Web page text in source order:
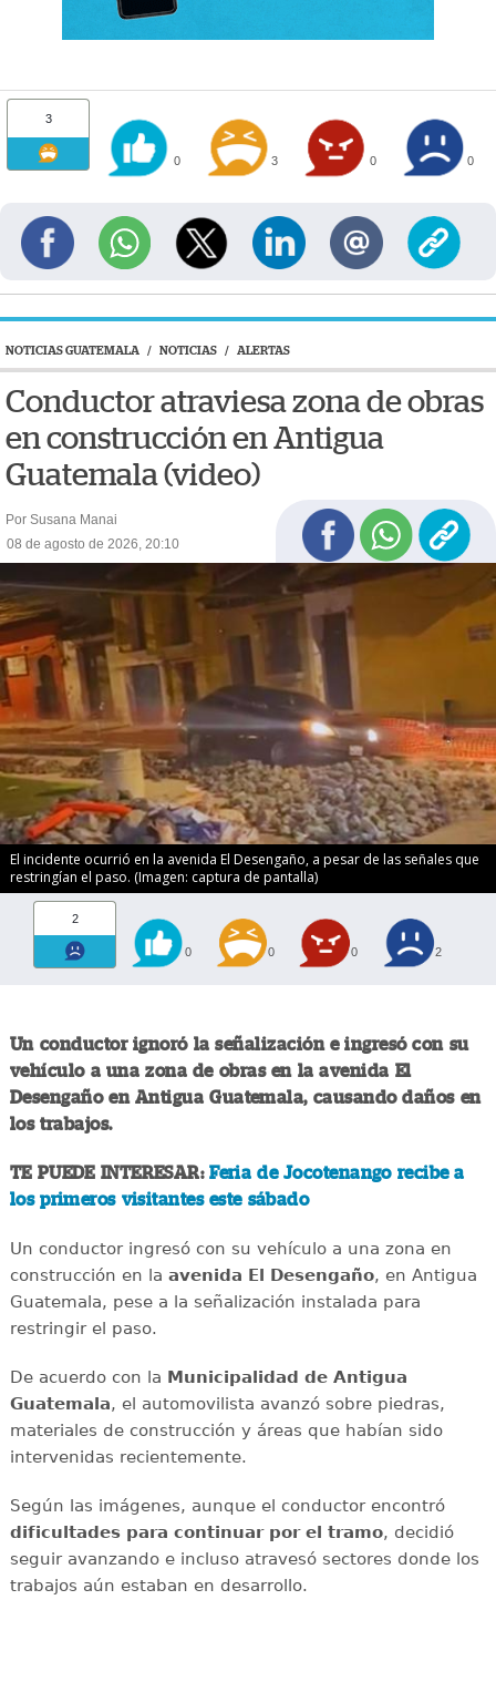
3
0 3 0 0
NOTICIAS GUATEMALA / NOTICIAS / ALERTAS
Conductor atraviesa zona de obras
en construcción en Antigua
Guatemala (video)
Por Susana Manai
08 de agosto de 2026, 20:10
El incidente ocurrió en la avenida El Desengaño, a pesar de las señales que
restringían el paso. (Imagen: captura de pantalla)
2
0 0 0 2
Un conductor ignoró la señalización e ingresó con su
vehículo a una zona de obras en la avenida El
Desengaño en Antigua Guatemala, causando daños en
los trabajos.
TE PUEDE INTERESAR:Feria de Jocotenango recibe a
los primeros visitantes este sábado
Un conductor ingresó con su vehículo a una zona en
construcción en la avenida El Desengaño, en Antigua
Guatemala, pese a la señalización instalada para
restringir el paso.
De acuerdo con la Municipalidad de Antigua
Guatemala, el automovilista avanzó sobre piedras,
materiales de construcción y áreas que habían sido
intervenidas recientemente.
Según las imágenes, aunque el conductor encontró
dificultades para continuar por el tramo, decidió
seguir avanzando e incluso atravesó sectores donde los
trabajos aún estaban en desarrollo.